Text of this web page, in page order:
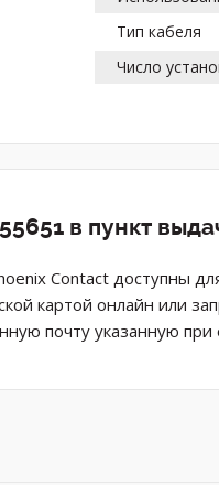
Тип кабеля
Число
в пункт
Contact доступны
картой онлайн или
почту указанную при